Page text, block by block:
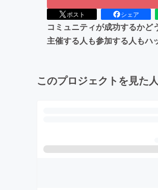
ポスト シェア
コミュニティが成功するかど
主催する人も参加する人もハ
このプロジェクトを見た